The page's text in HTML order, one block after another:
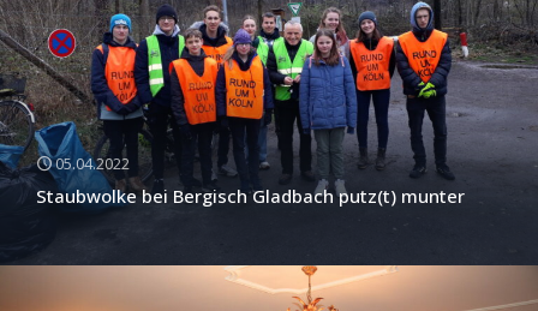
05.04.2022
Staubwolke bei Bergisch Gladbach putz(t) munter